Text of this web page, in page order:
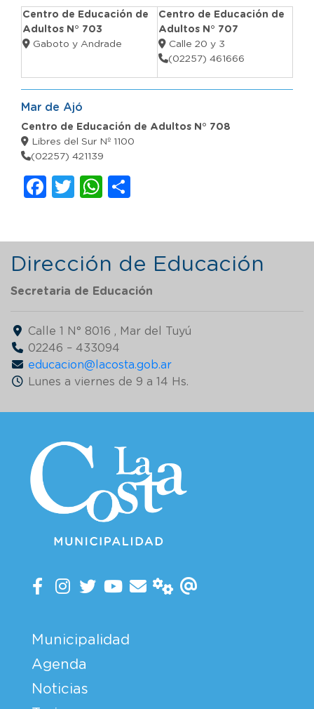
Centro de Educación de
Adultos N° 703
Gaboto y Andrade
Centro de Educación de
Adultos N° 707
Calle 20 y 3
(02257) 461666
Mar de Ajó
Centro de Educación de Adultos N° 708
Libres del Sur Nº 1100
(02257) 421139
Facebook
TwitterWhatsApp
Dirección de Educación
Secretaria de Educación
Calle 1 N° 8016 , Mar del Tuyú
02246 – 433094
educacion@lacosta.gob.ar
Lunes a viernes de 9 a 14 Hs.
Municipalidad
Agenda
Noticias